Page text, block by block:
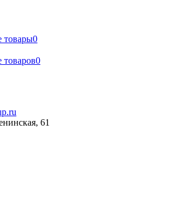
товары0
товаров0
61